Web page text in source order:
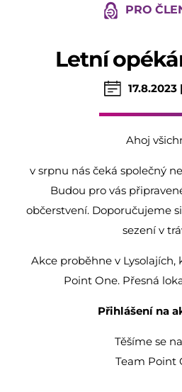
PRO
Letní
17.8.2023
Ahoj
v srpnu nás čeká společný
Budou pro vás
občerstvení. Doporučujeme
sezení v
Akce proběhne v Lysolajích,
Point One. Přesná
Přihlášení na
Těšíme se
Team Point